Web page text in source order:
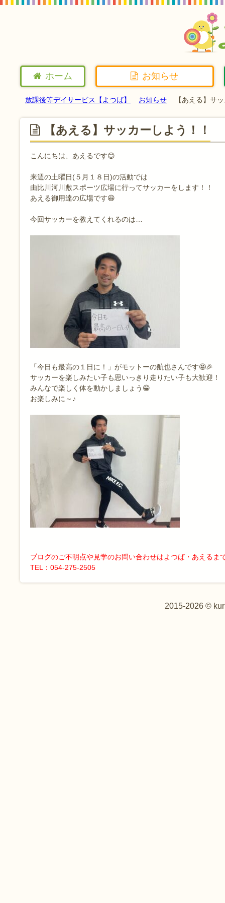
ホーム お知らせ
放課後等デイサービス【よつば】 お知らせ 【あえる】サ
【あえる】サッカーしよう！！
こんにちは、あえるです😊
来週の土曜日(５月１８日)の活動では
由比川河川敷スポーツ広場に行ってサッカーをします！！
あえる御用達の広場です😆
今回サッカーを教えてくれるのは…
「今日も最高の１日に！」がモットーの航也さんです🤩🎉
サッカーを楽しみたい子も思いっきり走りたい子も大歓迎！
みんなで楽しく体を動かしましょう😁
お楽しみに～♪
ブログのご不明点や見学のお問い合わせはよつば・あえるま
TEL：054-275-2505
2015-2026 ©